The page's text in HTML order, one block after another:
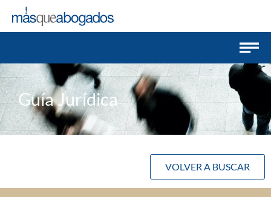
Guía Jurídica
VOLVER A BUSCAR